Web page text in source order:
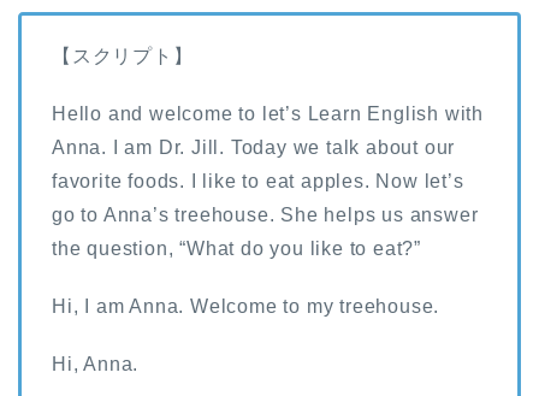
【スクリプト】
Hello and welcome to let’s Learn English with
Anna. I am Dr. Jill. Today we talk about our
favorite foods. I like to eat apples. Now let’s
go to Anna’s treehouse. She helps us answer
the question, “What do you like to eat?”
Hi, I am Anna. Welcome to my treehouse.
Hi, Anna.